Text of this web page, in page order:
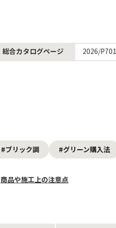
総合カタログページ 2026/P701
#ブリック調 #グリーン購入法
商品や施工上の注意点